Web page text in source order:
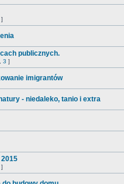
]
publicznych.
3 ]
imigrantów
- niedaleko, tanio i extra
]